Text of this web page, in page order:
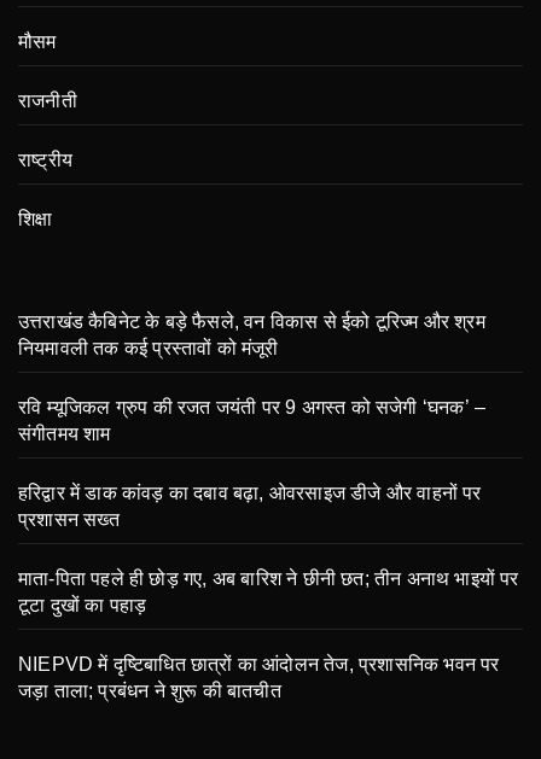
मौसम
राजनीती
राष्ट्रीय
शिक्षा
उत्तराखंड कैबिनेट के बड़े फैसले, वन विकास से ईको टूरिज्म और श्रम
नियमावली तक कई प्रस्तावों को मंजूरी
रवि म्यूजिकल ग्रुप की रजत जयंती पर 9 अगस्त को सजेगी ‘घनक’ –
संगीतमय शाम
हरिद्वार में डाक कांवड़ का दबाव बढ़ा, ओवरसाइज डीजे और वाहनों पर
प्रशासन सख्त
माता-पिता पहले ही छोड़ गए, अब बारिश ने छीनी छत; तीन अनाथ भाइयों पर
टूटा दुखों का पहाड़
NIEPVD में दृष्टिबाधित छात्रों का आंदोलन तेज, प्रशासनिक भवन पर
जड़ा ताला; प्रबंधन ने शुरू की बातचीत